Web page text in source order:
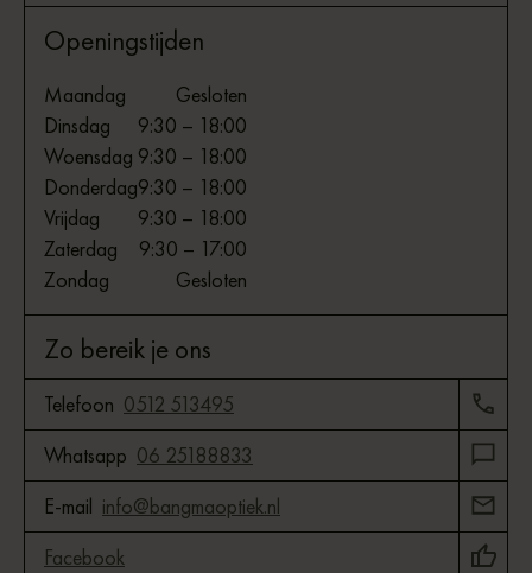
Openingstijden
Maandag
Gesloten
Dinsdag
9:30 – 18:00
Woensdag 9:30 – 18:00
Donderdag9:30 – 18:00
Vrijdag
9:30 – 18:00
Zaterdag
9:30 – 17:00
Zondag
Gesloten
Zo bereik je ons
Telefoon 0512 513495
Whatsapp 06 25188833
E-mail info@bangmaoptiek.nl
Facebook